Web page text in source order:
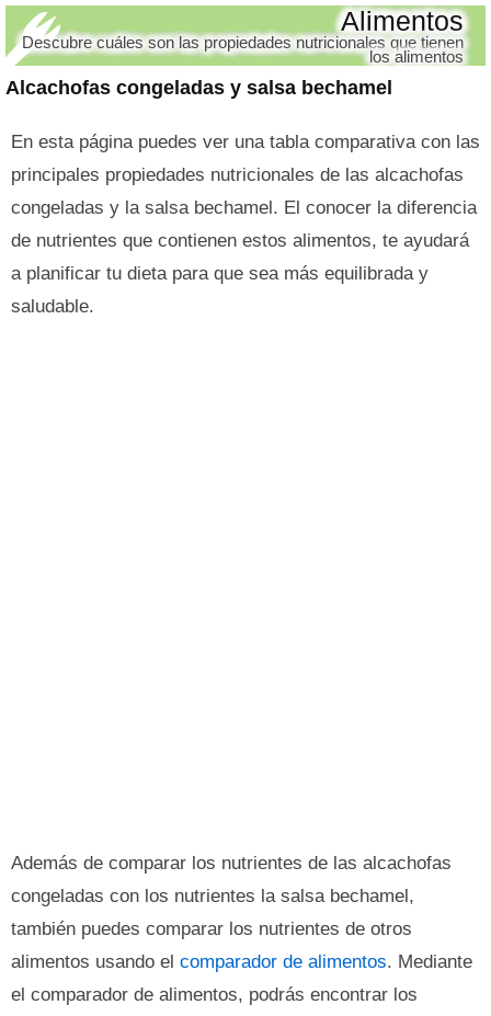
Alcachofas congeladas y salsa bechamel
Alimentos
Descubre cuáles son las propiedades nutricionales que tienen
los alimentos
En esta página puedes ver una tabla comparativa con las
principales propiedades nutricionales de las alcachofas
congeladas y la salsa bechamel. El conocer la diferencia
de nutrientes que contienen estos alimentos, te ayudará
a planificar tu dieta para que sea más equilibrada y
saludable.
Además de comparar los nutrientes de las alcachofas
congeladas con los nutrientes la salsa bechamel,
también puedes comparar los nutrientes de otros
alimentos usando el comparador de alimentos. Mediante
el comparador de alimentos, podrás encontrar los